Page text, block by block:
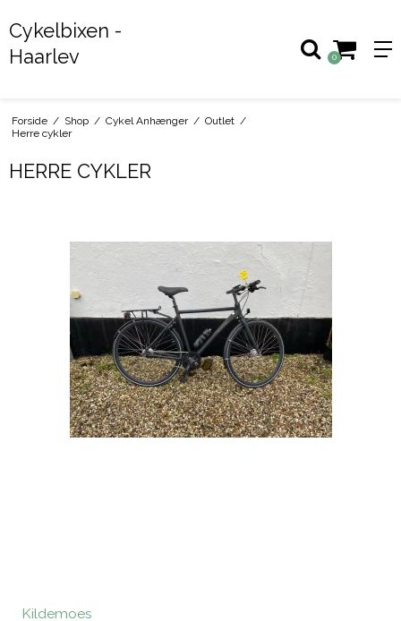
Cykelbixen -
Haarlev
0
Forside / Shop / Cykel Anhænger / Outlet /
Herre cykler
HERRE CYKLER
Kildemoes